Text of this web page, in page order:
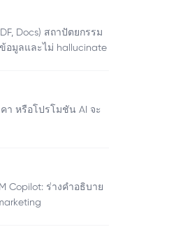
Docs) สถาปัตยกรรม
อมูลและไม่ hallucinate
า หรือโปรโมชัน AI จะ
Copilot: ร่างคำอธิบาย